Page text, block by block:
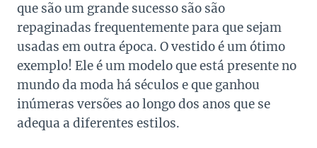
que são um grande sucesso são são
repaginadas frequentemente para que sejam
usadas em outra época. O vestido é um ótimo
exemplo! Ele é um modelo que está presente no
mundo da moda há séculos e que ganhou
inúmeras versões ao longo dos anos que se
adequa a diferentes estilos.